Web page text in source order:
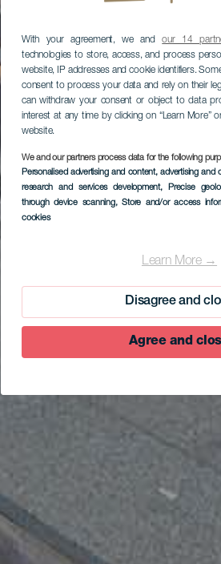
With your agreement, we andour 14
technologies to store, access, and process
website, IP addresses and cookie identifiers.
consent to process your data and rely on their
can withdraw your consent or object to data
interest at any time by clicking on “Learn More”
website.
We and our partners process data for the following
Personalised advertising and content, advertising
research and services development, Precise
through device scanning, Store and/or access
cookies
Learn More →
Disagree and
Agree and